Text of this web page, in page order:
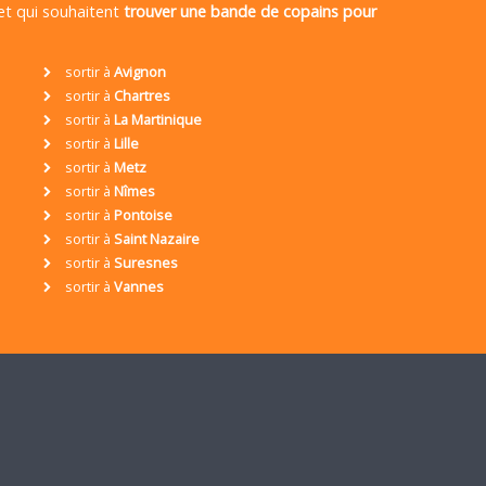
qui souhaitent trouver une bande de copains pour
sortir à Avignon
sortir à Chartres
sortir à La Martinique
sortir à Lille
sortir à Metz
sortir à Nîmes
sortir à Pontoise
sortir à Saint Nazaire
sortir à Suresnes
sortir à Vannes